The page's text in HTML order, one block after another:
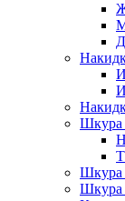
Шкура
Шкура
Шкура